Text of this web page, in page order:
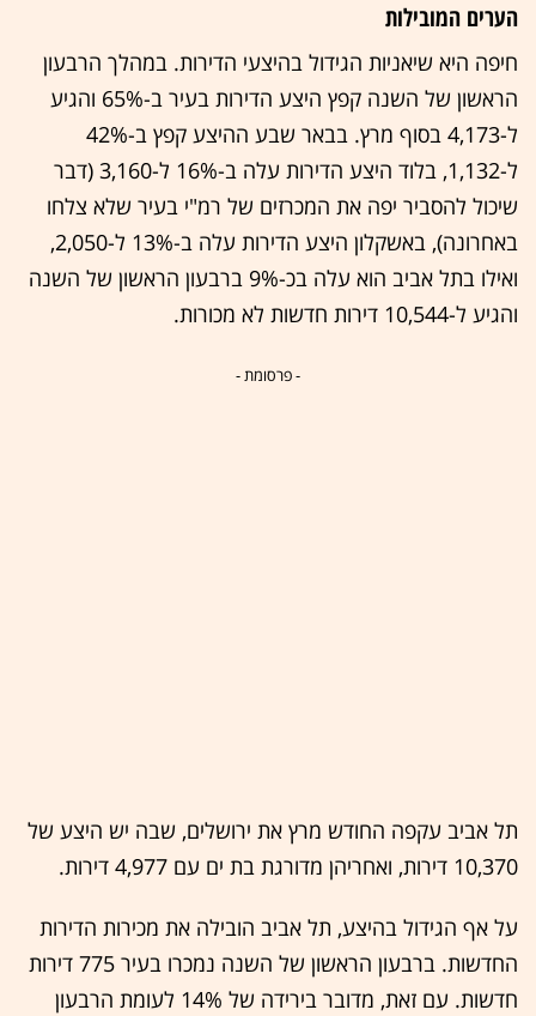
הערים המובילות
חיפה היא שיאניות הגידול בהיצעי הדירות. במהלך הרבעון
הראשון של השנה קפץ היצע הדירות בעיר ב-65% והגיע
ל-4,173 בסוף מרץ. בבאר שבע ההיצע קפץ ב-42%
ל-1,132, בלוד היצע הדירות עלה ב-16% ל-3,160 (דבר
שיכול להסביר יפה את המכרזים של רמ"י בעיר שלא צלחו
באחרונה), באשקלון היצע הדירות עלה ב-13% ל-2,050,
ואילו בתל אביב הוא עלה בכ-9% ברבעון הראשון של השנה
והגיע ל-10,544 דירות חדשות לא מכורות.
- פרסומת -
תל אביב עקפה החודש מרץ את ירושלים, שבה יש היצע של
10,370 דירות, ואחריהן מדורגת בת ים עם 4,977 דירות.
על אף הגידול בהיצע, תל אביב הובילה את מכירות הדירות
החדשות. ברבעון הראשון של השנה נמכרו בעיר 775 דירות
חדשות. עם זאת, מדובר בירידה של 14% לעומת הרבעון